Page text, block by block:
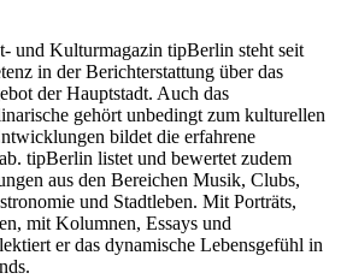
und Kulturmagazin tipBerlin steht seit
in der Berichterstattung über das
der Hauptstadt. Auch das
gehört unbedingt zum kulturellen
bildet die erfahrene
tipBerlin listet und bewertet zudem
aus den Bereichen Musik, Clubs,
und Stadtleben. Mit Porträts,
mit Kolumnen, Essays und
er das dynamische Lebensgefühl in